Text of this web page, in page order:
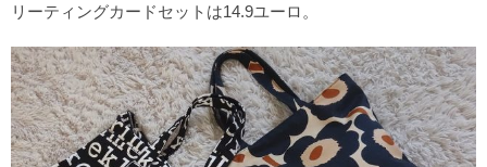
リーティングカードセットは14.9ユーロ。